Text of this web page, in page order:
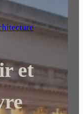
et